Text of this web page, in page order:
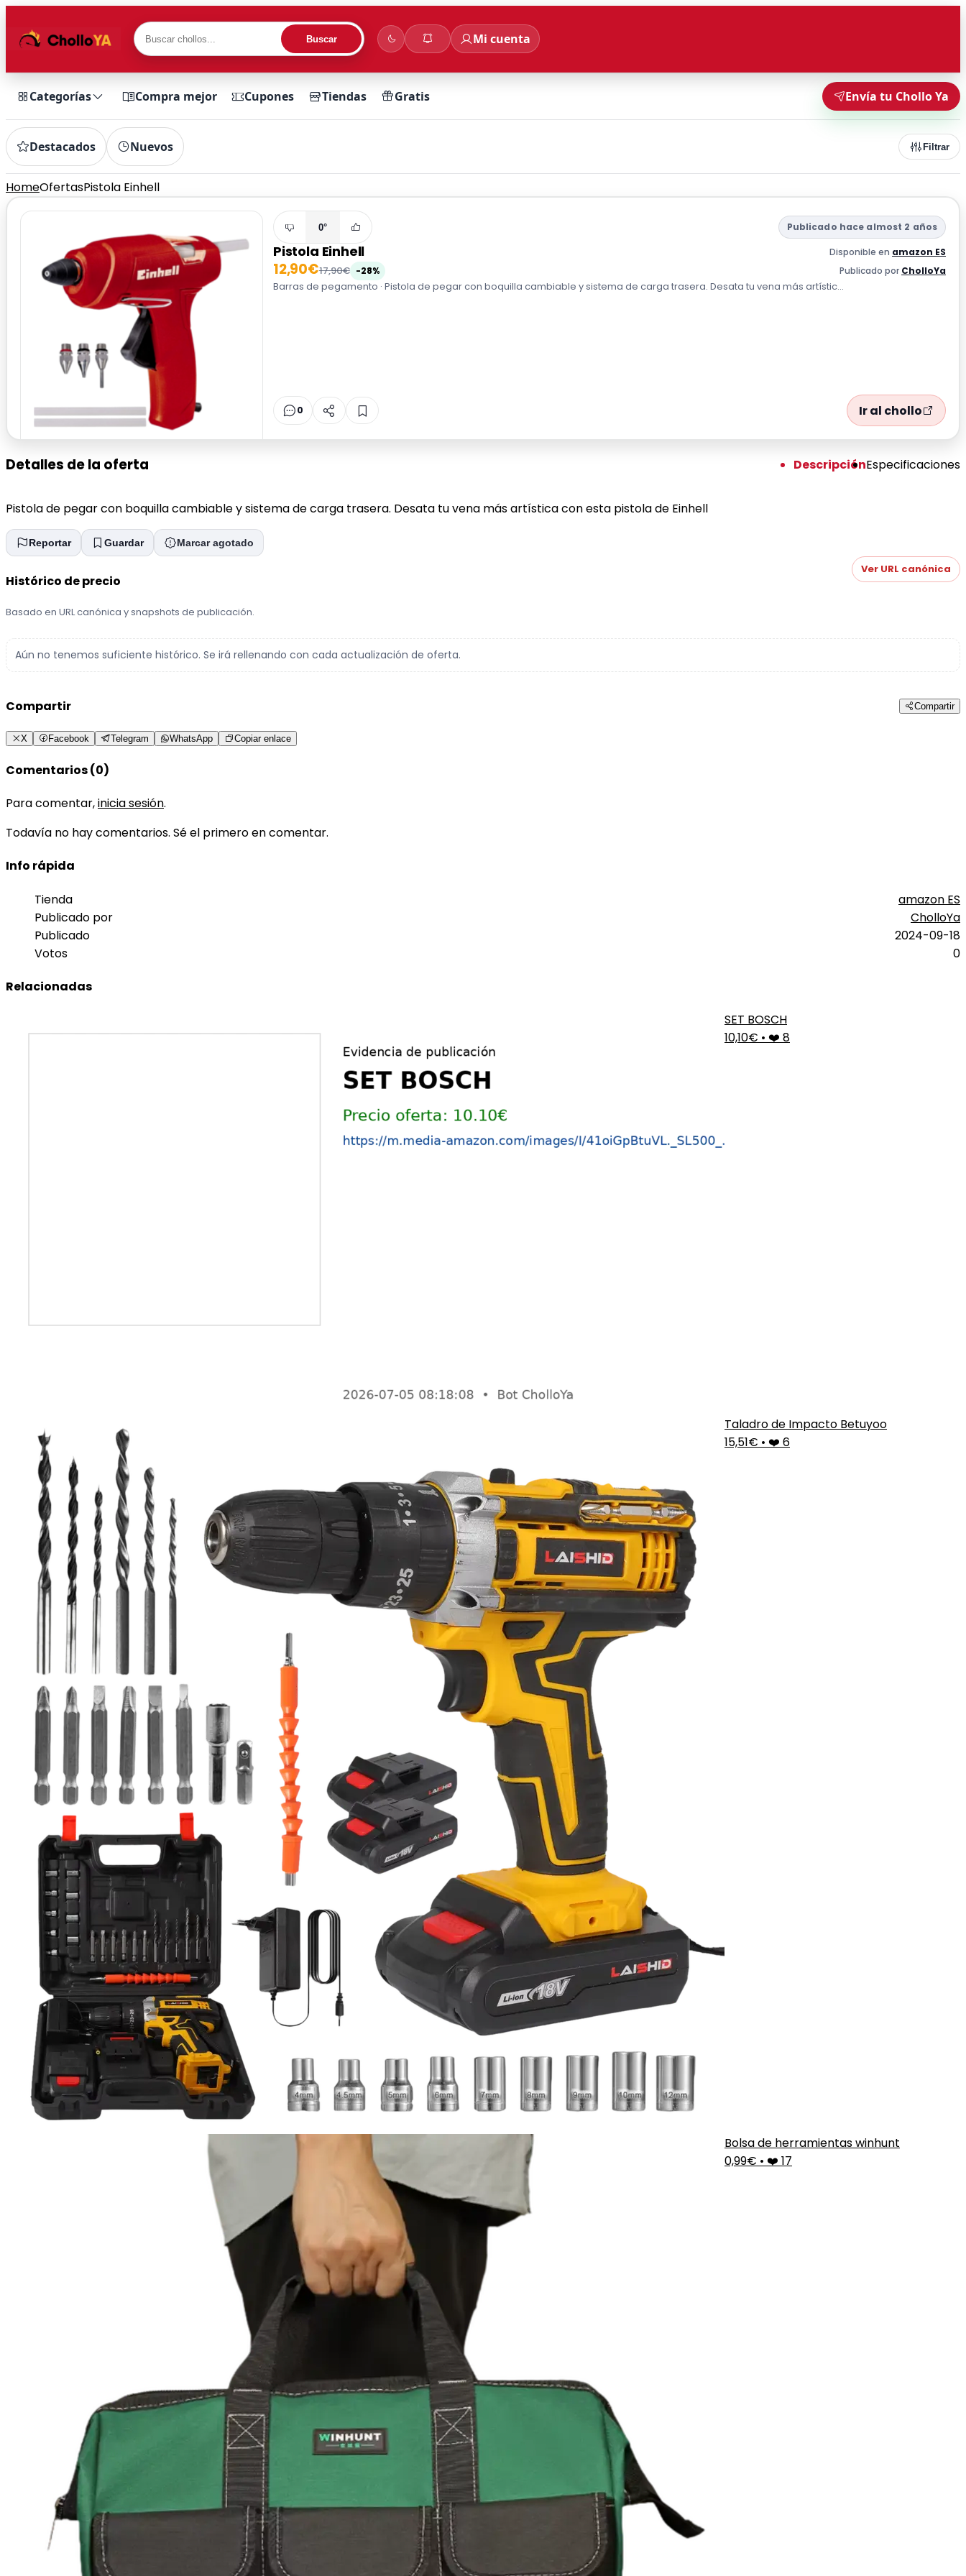
Buscar Mi cuenta
Categorías Compra mejor Cupones Tiendas Gratis Envía tu Chollo Ya
Destacados Nuevos Filtrar
HomeOfertasPistola Einhell
0° Publicado hace almost 2 años
Pistola Einhell Disponible en amazon ES
12,90€17,90€ -28% Publicado por CholloYa
Barras de pegamento · Pistola de pegar con boquilla cambiable y sistema de carga trasera. Desata tu vena más artístic...
0 Ir al chollo
Detalles de la oferta DescripciónEspecificaciones
Pistola de pegar con boquilla cambiable y sistema de carga trasera. Desata tu vena más artística con esta pistola de Einhell
Reportar Guardar Marcar agotado
Histórico de precio
Basado en URL canónica y snapshots de publicación.
Ver URL canónica
Aún no tenemos suficiente histórico. Se irá rellenando con cada actualización de oferta.
Compartir Compartir
X Facebook Telegram WhatsApp Copiar enlace
Comentarios (0)
Para comentar,inicia sesión.
Todavía no hay comentarios. Sé el primero en comentar.
Info rápida
Tienda
amazon ES
Publicado por
CholloYa
Publicado
2024-09-18
Votos
0
Relacionadas
SET BOSCH
10,10€ • ❤️ 8
Taladro de Impacto Betuyoo
15,51€ • ❤️ 6
Bolsa de herramientas winhunt
0,99€ • ❤️ 17